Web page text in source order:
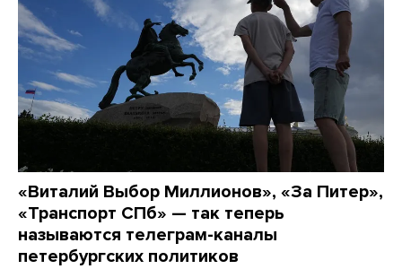
«Виталий Выбор Миллионов», «За Питер»,
«Транспорт СПб» — так теперь
называются телеграм-каналы
петербургских политиков